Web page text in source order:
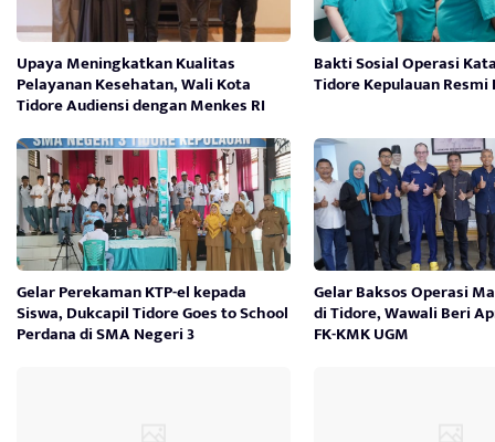
Upaya Meningkatkan Kualitas
Pelayanan Kesehatan, Wali Kota
Tidore Audiensi dengan Menkes RI
Bakti Sosial Operasi
Tidore Kepulauan
Gelar Perekaman KTP-el kepada
Siswa, Dukcapil Tidore Goes to School
Perdana di SMA Negeri 3
Gelar Baksos Operasi
di Tidore, Wawali Beri
FK-KMK UGM